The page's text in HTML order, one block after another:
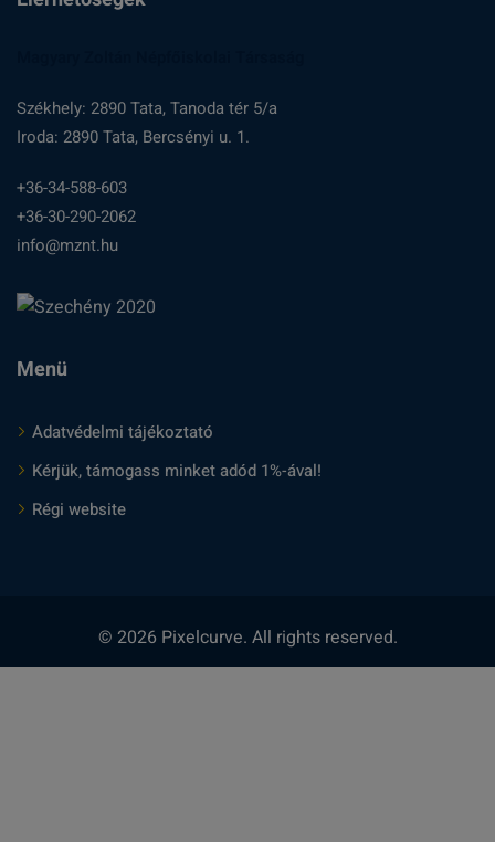
Székhely: 2890 Tata, Tanoda tér 5/a
Iroda: 2890 Tata, Bercsényi u. 1.
+36-34-588-603
+36-30-290-2062
info@mznt.hu
Menü
Adatvédelmi tájékoztató
Kérjük, támogass minket adód 1%-ával!
Régi website
© 2026 Pixelcurve. All rights reserved.